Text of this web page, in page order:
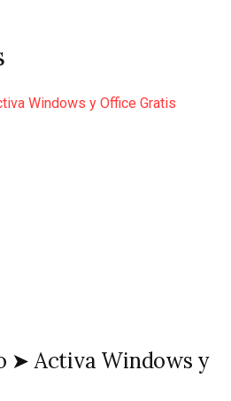
➤ Activa Windows y